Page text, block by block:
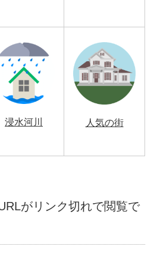
浸水河川 人気の街
がリンク切れで閲覧で